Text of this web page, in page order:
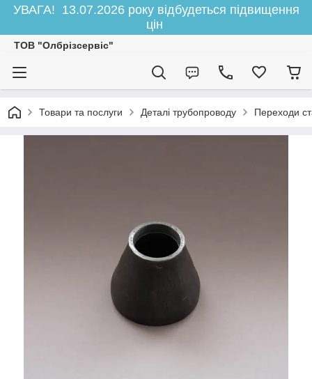
УВАГА! 13.07.2026 року відбудеться підвищення
цін
ТОВ "Олбрізсервіс"
Товари та послуги Деталі трубопроводу Переходи